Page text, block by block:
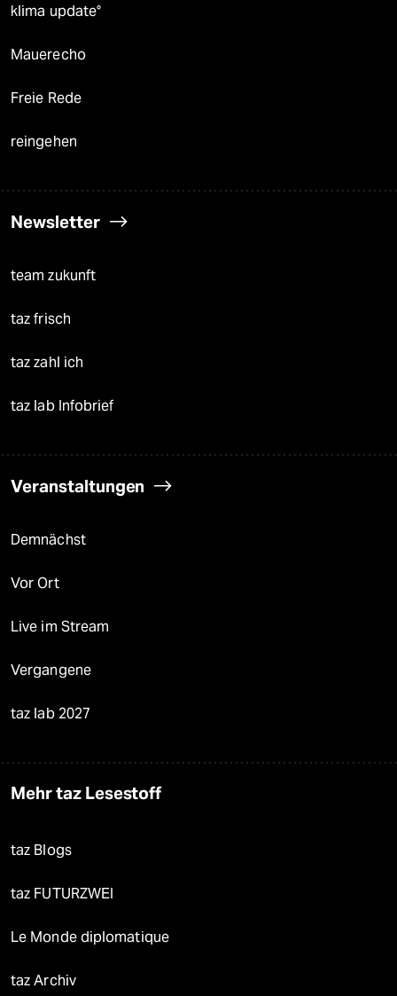
klima update°
Mauerecho
Freie Rede
reingehen
Newsletter
team zukunft
taz frisch
taz zahl ich
taz lab Infobrief
Veranstaltungen
Demnächst
Vor Ort
Live im Stream
Vergangene
taz lab 2027
Mehr taz Lesestoff
taz Blogs
taz FUTURZWEI
Le Monde diplomatique
taz Archiv